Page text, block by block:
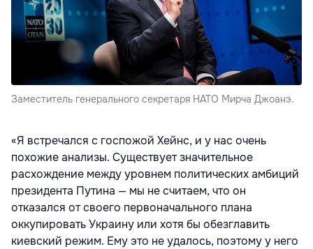
Заместитель генерального секретаря НАТО Мирча Джоанэ.
«Я встречался с госпожой Хейнс, и у нас очень
похожие анализы. Существует значительное
расхождение между уровнем политических амбиций
президента Путина — мы не считаем, что он
отказался от своего первоначального плана
оккупировать Украину или хотя бы обезглавить
киевский режим. Ему это не удалось, поэтому у него